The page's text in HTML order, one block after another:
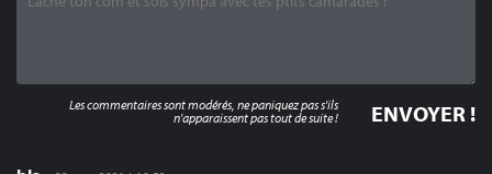
Les commentaires sont modérés, ne paniquez pas s'ils
n'apparaissent pas tout de suite !